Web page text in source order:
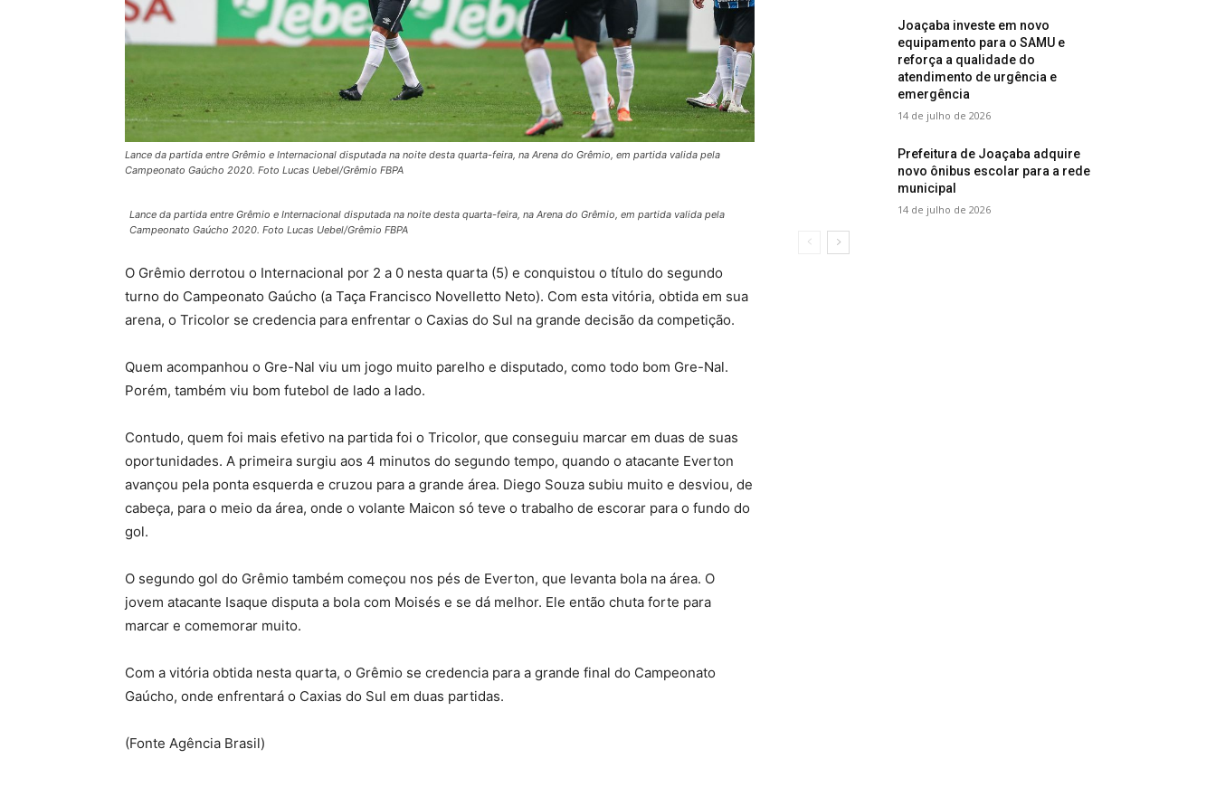
Lance da partida entre Grêmio e Internacional disputada na noite desta quarta-feira, na Arena do Grêmio, em partida valida pela
Campeonato Gaúcho 2020. Foto Lucas Uebel/Grêmio FBPA
Lance da partida entre Grêmio e Internacional disputada na noite desta quarta-feira, na Arena do Grêmio, em partida valida pela
Campeonato Gaúcho 2020. Foto Lucas Uebel/Grêmio FBPA
O Grêmio derrotou o Internacional por 2 a 0 nesta quarta (5) e conquistou o título do segundo
turno do Campeonato Gaúcho (a Taça Francisco Novelletto Neto). Com esta vitória, obtida em sua
arena, o Tricolor se credencia para enfrentar o Caxias do Sul na grande decisão da competição.
Quem acompanhou o Gre-Nal viu um jogo muito parelho e disputado, como todo bom Gre-Nal.
Porém, também viu bom futebol de lado a lado.
Contudo, quem foi mais efetivo na partida foi o Tricolor, que conseguiu marcar em duas de suas
oportunidades. A primeira surgiu aos 4 minutos do segundo tempo, quando o atacante Everton
avançou pela ponta esquerda e cruzou para a grande área. Diego Souza subiu muito e desviou, de
cabeça, para o meio da área, onde o volante Maicon só teve o trabalho de escorar para o fundo do
gol.
O segundo gol do Grêmio também começou nos pés de Everton, que levanta bola na área. O
jovem atacante Isaque disputa a bola com Moisés e se dá melhor. Ele então chuta forte para
marcar e comemorar muito.
Com a vitória obtida nesta quarta, o Grêmio se credencia para a grande final do Campeonato
Gaúcho, onde enfrentará o Caxias do Sul em duas partidas.
(Fonte Agência Brasil)
Joaçaba investe em novo
equipamento para o SAMU e
reforça a qualidade do
atendimento de urgência e
emergência
14 de julho de 2026
Prefeitura de Joaçaba adquire
novo ônibus escolar para a rede
municipal
14 de julho de 2026